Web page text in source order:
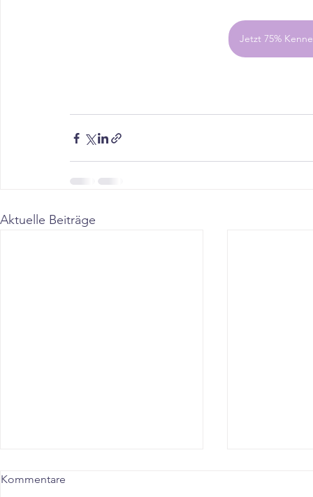
Jetzt 75%
Aktuelle Beiträge
Kommentare